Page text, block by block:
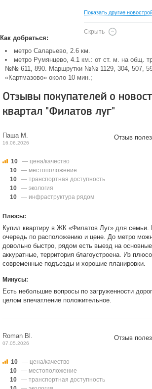
Показать другие
Скрыть
Как добраться:
метро Саларьево, 2.6 км.
метро Румянцево, 4.1 км.: от ст. м. на общ.
№№ 611, 890. Маршрутки №№ 1129, 304, 507,
«Картмазово» около 10 мин.;
Отзывы покупателей о
квартал "Филатов луг"
Паша М.
16.06.2026
Отзыв
10
— цена/качество
10
— местоположение
10
— транспортная доступность
10
— экология
10
— инфраструктура рядом
Плюсы:
Купил квартиру в ЖК «Филатов Луг» для
очередь по расположению и цене. До метро
довольно быстро, рядом есть выезд на
аккуратные, территория благоустроена. Из
современные подъезды и хорошие планировки.
Минусы:
Есть небольшие вопросы по загруженности
целом впечатление положительное.
Roman Bl.
07.05.2026
Отзыв
10
— цена/качество
10
— местоположение
10
— транспортная доступность